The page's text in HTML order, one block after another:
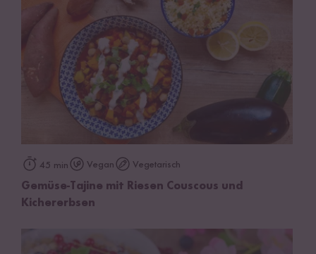
45 min Vegan Vegetarisch
Gemüse-Tajine mit Riesen Couscous und
Kichererbsen